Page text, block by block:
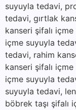
suyuyla tedavi,
tedavi, gırtlak
kanseri şifalı
içme suyuyla
tedavi, rahim
kanseri şifalı
içme suyuyla
suyuyla tedavi,
böbrek taşı şifalı